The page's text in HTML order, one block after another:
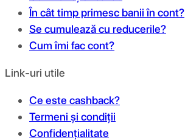
În cât timp primesc banii în cont?
Se cumulează cu reducerile?
Cum îmi fac cont?
Link-uri utile
Ce este cashback?
Termeni și condiții
Confidențialitate